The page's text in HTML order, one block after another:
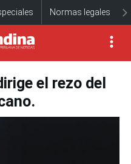
Normas legales
el rezo del